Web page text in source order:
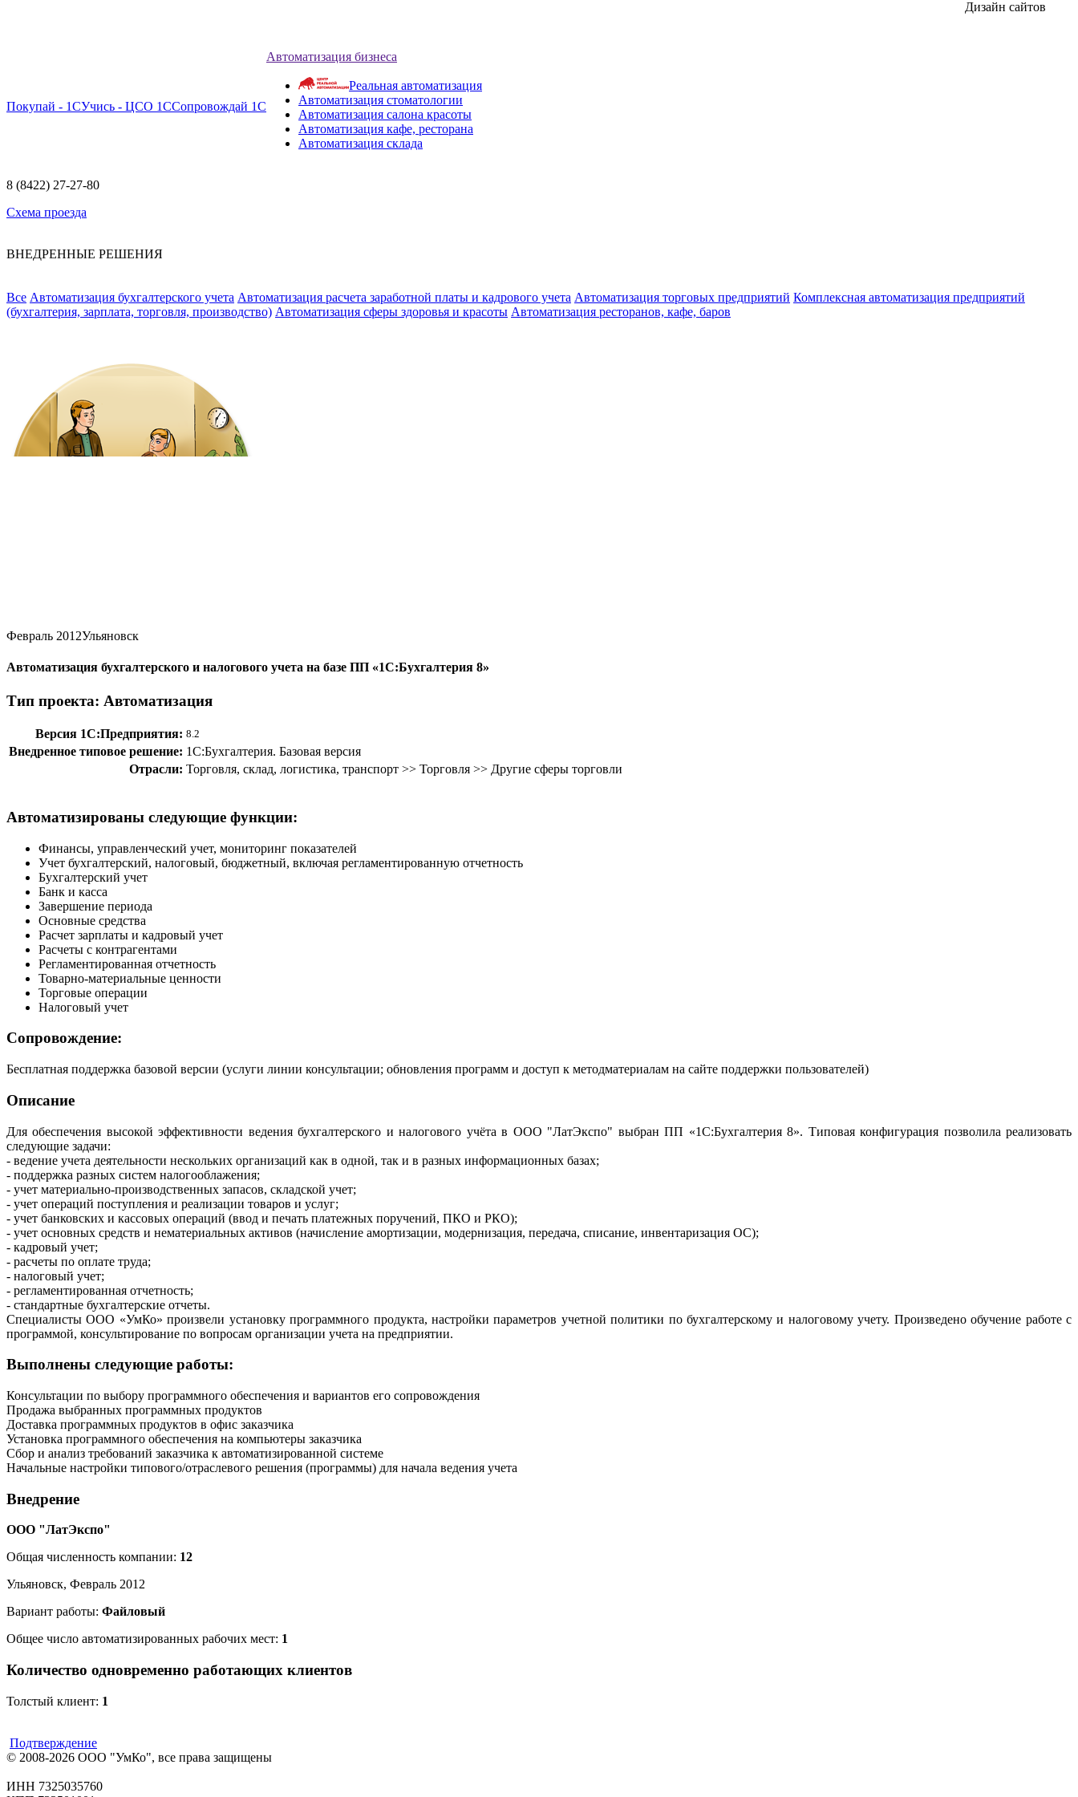
Покупай - 1СУчись - ЦСО 1ССопровождай 1С
Автоматизация бизнеса
Реальная автоматизация
Автоматизация стоматологии
Автоматизация салона красоты
Автоматизация кафе, ресторана
Автоматизация склада
8 (8422) 27-27-80
Схема проезда
ВНЕДРЕННЫЕ РЕШЕНИЯ
Все Автоматизация бухгалтерского учета Автоматизация расчета заработной платы и кадрового учета Автоматизация торговых предприятий Комплексная автоматизация предприятий
(бухгалтерия, зарплата, торговля, производство) Автоматизация сферы здоровья и красоты Автоматизация ресторанов, кафе, баров
Февраль 2012Ульяновск
Автоматизация бухгалтерского и налогового учета на базе ПП «1С:Бухгалтерия 8»
Тип проекта: Автоматизация
Версия 1С:Предприятия: 8.2
Внедренное типовое решение: 1С:Бухгалтерия. Базовая версия
Отрасли: Торговля, склад, логистика, транспорт >> Торговля >> Другие сферы торговли
Автоматизированы следующие функции:
Финансы, управленческий учет, мониторинг показателей
Учет бухгалтерский, налоговый, бюджетный, включая регламентированную отчетность
Бухгалтерский учет
Банк и касса
Завершение периода
Основные средства
Расчет зарплаты и кадровый учет
Расчеты с контрагентами
Регламентированная отчетность
Товарно-материальные ценности
Торговые операции
Налоговый учет
Сопровождение:
Бесплатная поддержка базовой версии (услуги линии консультации; обновления программ и доступ к методматериалам на сайте поддержки пользователей)
Описание
Для обеспечения высокой эффективности ведения бухгалтерского и налогового учёта в ООО "ЛатЭкспо" выбран ПП «1С:Бухгалтерия 8». Типовая конфигурация позволила реализовать
следующие задачи:
- ведение учета деятельности нескольких организаций как в одной, так и в разных информационных базах;
- поддержка разных систем налогооблажения;
- учет материально-производственных запасов, складской учет;
- учет операций поступления и реализации товаров и услуг;
- учет банковских и кассовых операций (ввод и печать платежных поручений, ПКО и РКО);
- учет основных средств и нематериальных активов (начисление амортизации, модернизация, передача, списание, инвентаризация ОС);
- кадровый учет;
- расчеты по оплате труда;
- налоговый учет;
- регламентированная отчетность;
- стандартные бухгалтерские отчеты.
Специалисты ООО «УмКо» произвели установку программного продукта, настройки параметров учетной политики по бухгалтерскому и налоговому учету. Произведено обучение работе с
программой, консультирование по вопросам организации учета на предприятии.
Выполнены следующие работы:
Консультации по выбору программного обеспечения и вариантов его сопровождения
Продажа выбранных программных продуктов
Доставка программных продуктов в офис заказчика
Установка программного обеспечения на компьютеры заказчика
Сбор и анализ требований заказчика к автоматизированной системе
Начальные настройки типового/отраслевого решения (программы) для начала ведения учета
Внедрение
ООО "ЛатЭкспо"
Общая численность компании: 12
Ульяновск, Февраль 2012
Вариант работы: Файловый
Общее число автоматизированных рабочих мест: 1
Количество одновременно работающих клиентов
Толстый клиент: 1
Подтверждение
© 2008-2026 ООО "УмКо", все права защищены
ИНН 7325035760
Дизайн сайтов